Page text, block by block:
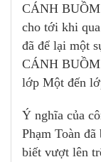
CÁNH
cho tới khi
đã để lại một
CÁNH BUỒM
lớp Một đến
Ý nghĩa của
Phạm Toàn
biết vượt lên